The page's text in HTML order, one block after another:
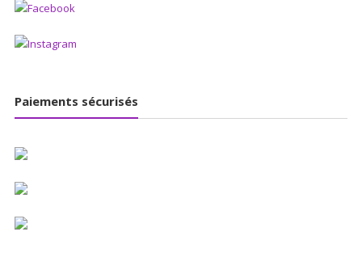
Paiements sécurisés